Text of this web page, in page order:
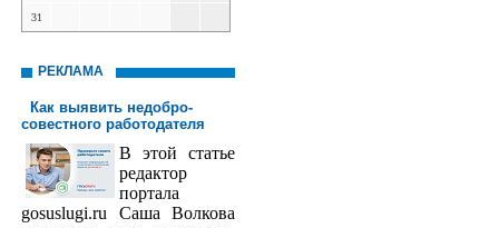
31
РЕКЛАМА
Как выявить недобро­
совестного работодателя
В этой статье
редактор
порта­ла
gosuslugi.ru Саша Волкова